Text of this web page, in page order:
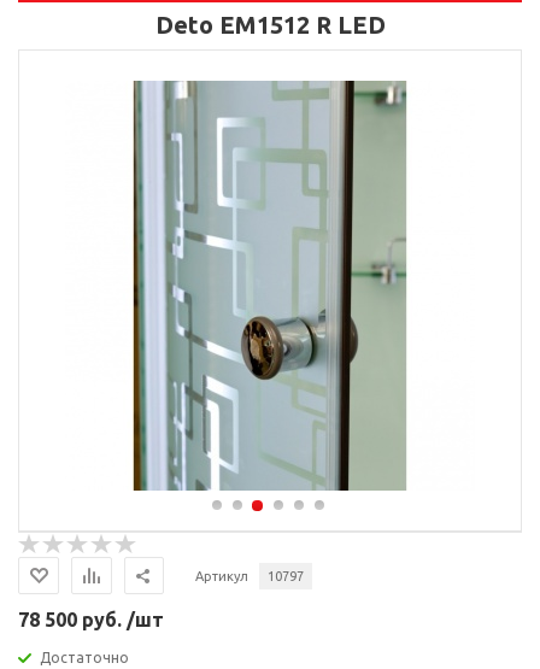
Deto EM1512 R LED
Артикул 10797
78 500 руб. /шт
Достаточно